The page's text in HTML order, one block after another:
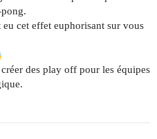
cet effet euphorisant sur vous
des play off pour les équipes